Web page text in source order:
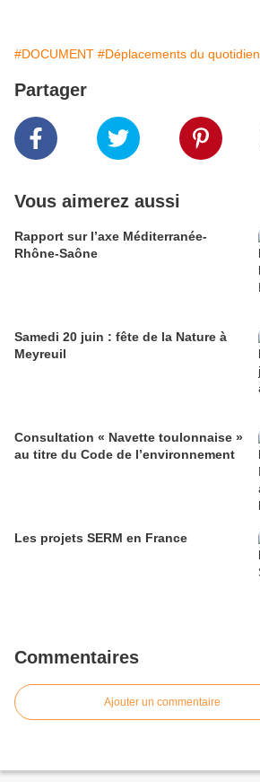
#DOCUMENT #Déplacements du quotidien
Partager
Vous aimerez aussi
Rapport sur l’axe Méditerranée-
Rhône-Saône
Samedi 20 juin : fête de la Nature à
Meyreuil
Consultation « Navette toulonnaise »
au titre du Code de l’environnement
Les projets SERM en France
Commentaires
Ajouter un commentaire